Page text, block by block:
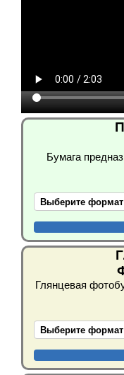
Бумага
Глянцевая